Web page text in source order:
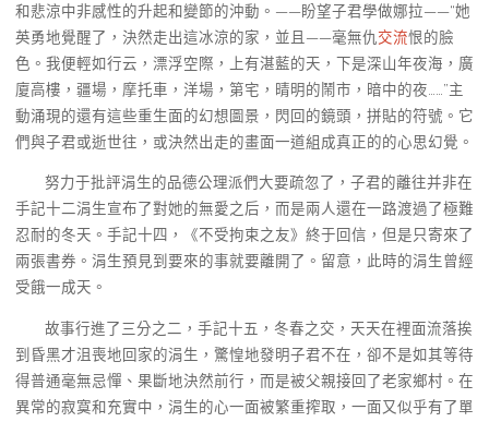
和悲涼中非感性的升起和變節的沖動。——盼望子君學做娜拉——“她
英勇地覺醒了，決然走出這冰涼的家，並且——毫無仇 交流恨的臉
色。我便輕如行云，漂浮空際，上有湛藍的天，下是深山年夜海，廣
廈高樓，疆場，摩托車，洋場，第宅，晴明的鬧市，暗中的夜……”主
動涌現的還有這些重生面的幻想圖景，閃回的鏡頭，拼貼的符號。它
們與子君或逝世往，或決然出走的畫面一道組成真正的的心思幻覺。
努力于批評涓生的品德公理派們大要疏忽了，子君的離往并非在
手記十二涓生宣布了對她的無愛之后，而是兩人還在一路渡過了極難
忍耐的冬天。手記十四，《不受拘束之友》終于回信，但是只寄來了
兩張書券。涓生預見到要來的事就要離開了。留意，此時的涓生曾經
受餓一成天。
故事行進了三分之二，手記十五，冬春之交，天天在裡面流落挨
到昏黑才沮喪地回家的涓生，驚惶地發明子君不在，卻不是如其等待
得普通毫無忌憚、果斷地決然前行，而是被父親接回了老家鄉村。在
異常的寂寞和充實中，涓生的心一面被繁重搾取，一面又似乎有了單